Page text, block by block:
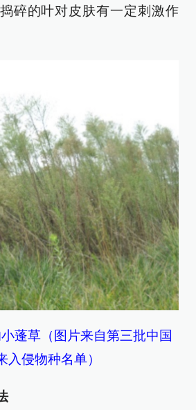
碎的叶对皮肤有一定刺激作
蓬草（图片来自第三批中国
入侵物种名单）